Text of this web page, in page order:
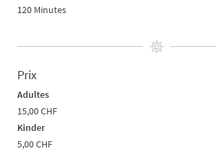
120 Minutes
Prix
Adultes
15,00 CHF
Kinder
5,00 CHF